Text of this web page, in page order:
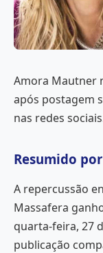
Amora Mautner
após postagem
nas redes
Resumido
A repercussão
Massafera
quarta-feira, 27
publicação